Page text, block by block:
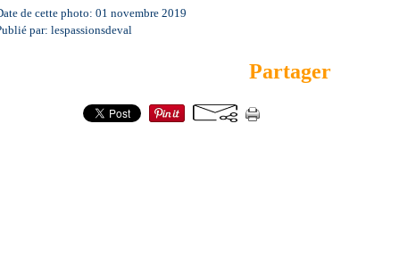
de cette photo: 01 novembre 2019
par: lespassionsdeval
Partager